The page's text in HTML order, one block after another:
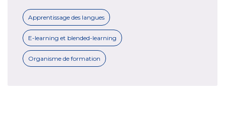
Apprentissage des langues
E-learning et blended-learning
Organisme de formation